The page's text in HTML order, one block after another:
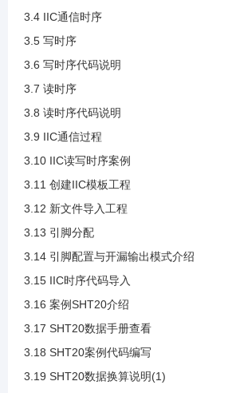
3.6 写时序代码说明
3.8 读时序代码说明
3.4 IIC通信时序
3.5 写时序
3.6 写时序代码说明
3.7 读时序
3.8 读时序代码说明
3.9 IIC通信过程
3.10 IIC读写时序案例
3.11 创建IIC模板工程
3.12 新文件导入工程
3.13 引脚分配
3.14 引脚配置与开漏输出模式介绍
3.15 IIC时序代码导入
3.16 案例SHT20介绍
3.17 SHT20数据手册查看
3.18 SHT20案例代码编写
3.19 SHT20数据换算说明(1)